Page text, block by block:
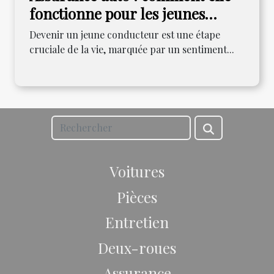
fonctionne pour les jeunes
conducteurs
Devenir un jeune conducteur est une étape
cruciale de la vie, marquée par un sentiment...
Voitures
Pièces
Entretien
Deux-roues